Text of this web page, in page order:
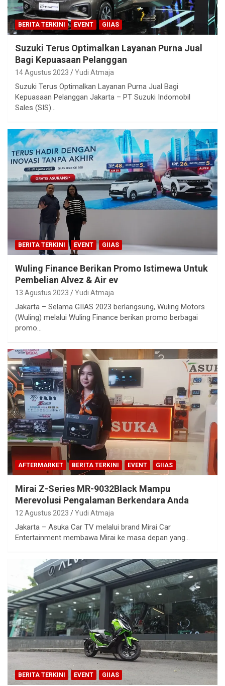
BERITA TERKINI EVENT GIIAS
Suzuki Terus Optimalkan Layanan Purna Jual
Bagi Kepuasaan Pelanggan
14 Agustus 2023 Yudi Atmaja
Suzuki Terus Optimalkan Layanan Purna Jual Bagi
Kepuasaan Pelanggan Jakarta – PT Suzuki Indomobil
Sales (SIS)…
BERITA TERKINI EVENT GIIAS
Wuling Finance Berikan Promo Istimewa Untuk
Pembelian Alvez & Air ev
13 Agustus 2023 Yudi Atmaja
Jakarta – Selama GIIAS 2023 berlangsung, Wuling Motors
(Wuling) melalui Wuling Finance berikan promo berbagai
promo…
AFTERMARKET BERITA TERKINI EVENT GIIAS
Mirai Z-Series MR-9032Black Mampu
Merevolusi Pengalaman Berkendara Anda
12 Agustus 2023 Yudi Atmaja
Jakarta – Asuka Car TV melalui brand Mirai Car
Entertainment membawa Mirai ke masa depan yang…
BERITA TERKINI EVENT GIIAS